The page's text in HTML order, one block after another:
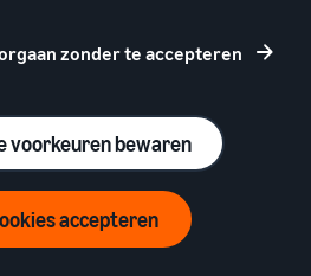
producten op voorraad met
voor
kunt ook rekening houden met
en seizoensgebonden
je voorraad- en
zodat je probleemloos aan de
Amazon sales
Calculator
zonder te accepteren
voorkeuren bewaren
accepteren